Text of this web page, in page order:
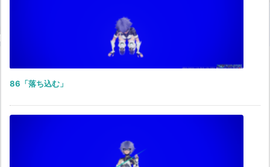
86「落ち込む」